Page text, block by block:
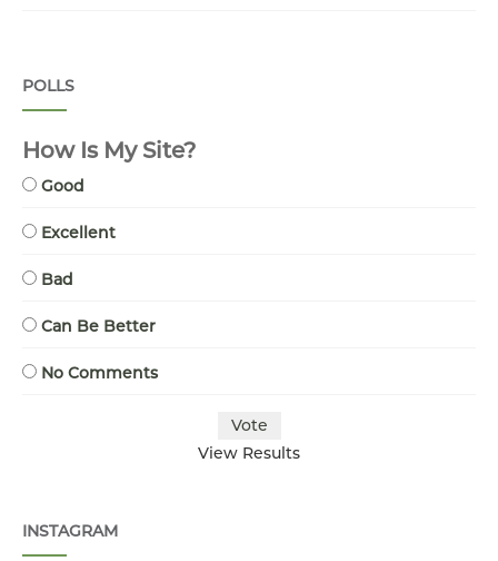
POLLS
How Is My Site?
Good
Excellent
Bad
Can Be Better
No Comments
View Results
INSTAGRAM